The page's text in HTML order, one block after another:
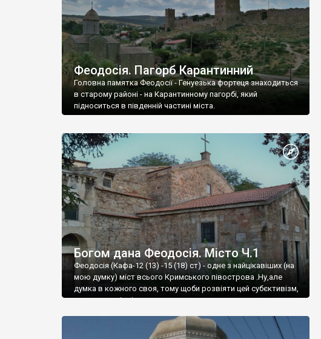
Феодосія. Пагорб Карантинний
Головна памятка Феодосії - Генуезька фортеця знаходиться
в старому районі - на Карантинному пагорбі, який
підноситься в південній частині міста.
Богом дана Феодосія. Місто Ч.1
Феодосія (Кафа-12 (13) -15 (18) ст) - одне з найцікавіших (на
мою думку) міст всього Кримського півострова .Ну,але
думка в кожного своя, тому щоби розвіяти цей субєктивізм,
запрошую відвідати це